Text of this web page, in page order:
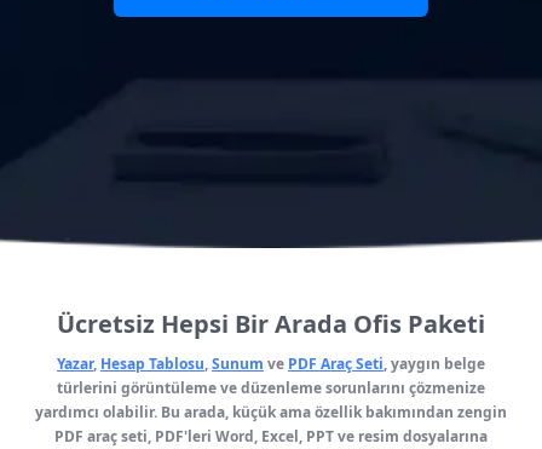
Ücretsiz Hepsi Bir Arada Ofis Paketi
Yazar, Hesap Tablosu,Sunum ve PDF Araç Seti, yaygın belge
türlerini görüntüleme ve düzenleme sorunlarını çözmenize
yardımcı olabilir. Bu arada, küçük ama özellik bakımından zengin
PDF araç seti, PDF'leri Word, Excel, PPT ve resim dosyalarına